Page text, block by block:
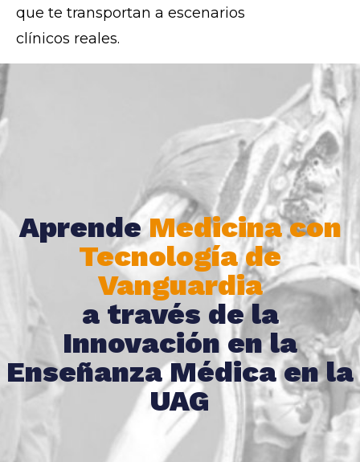
que te transportan a escenarios
clínicos reales.
AprendeMedicina con
Tecnología de
Vanguardia
a través de la
Innovación en la
Enseñanza Médica en la
UAG